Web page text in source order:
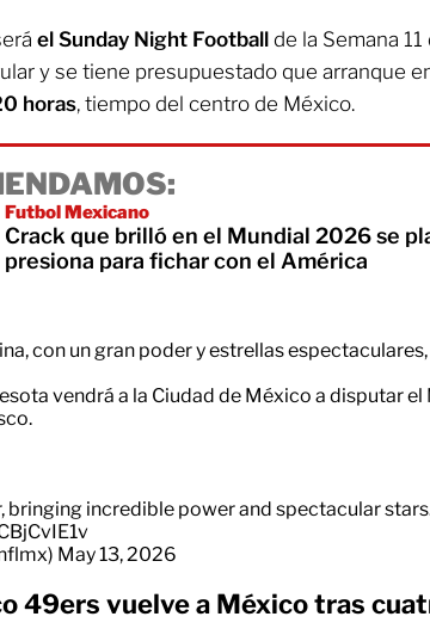
el Sunday Night Football de la Semana 11
y se tiene presupuestado que arranque
horas, tiempo del centro de México.
Futbol Mexicano
Crack que brilló en el Mundial 2026 se
presiona para fichar con el América
con un gran poder y estrellas espectaculares,
vendrá a la Ciudad de México a disputar
incredible power and spectacular
May 13, 2026
49ers vuelve a México tras